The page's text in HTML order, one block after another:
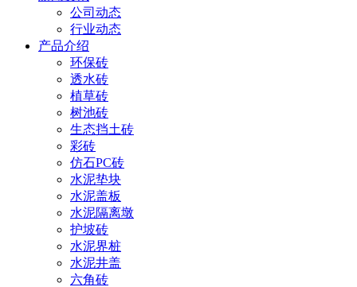
公司动态
行业动态
产品介绍
环保砖
透水砖
植草砖
树池砖
生态挡土砖
彩砖
仿石PC砖
水泥垫块
水泥盖板
水泥隔离墩
护坡砖
水泥界桩
水泥井盖
六角砖